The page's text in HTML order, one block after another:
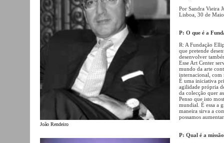
João Rendeiro
Por Sandra Vieira
Lisboa, 30 de
P: O que é a
R: A Fundação
que pretende
desenvolver
Esse Art Center
mundo da arte
internacional, com
É uma iniciativa
agilidade própria
da colecção quer
Penso que isto
mundial. É essa a
maneira sirva a
possamos
P: Qual é a